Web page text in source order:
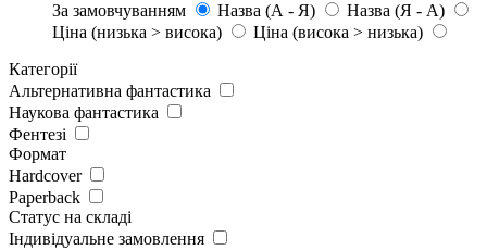
За замовчуванням
Назва (А - Я)
Назва (Я - А)
Ціна (низька > висока)
Ціна (висока > низька)
Категорії
Альтернативна фантастика
Наукова фантастика
Фентезі
Формат
Hardcover
Paperback
Статус на складі
Індивідуальне замовлення